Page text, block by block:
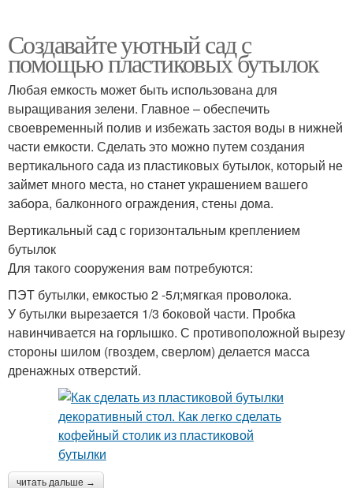
Создавайте уютный сад с
помощью пластиковых бутылок
Любая емкость может быть использована для
выращивания зелени. Главное – обеспечить
своевременный полив и избежать застоя воды в нижней
части емкости. Сделать это можно путем создания
вертикального сада из пластиковых бутылок, который не
займет много места, но станет украшением вашего
забора, балконного ограждения, стены дома.
Вертикальный сад с горизонтальным креплением
бутылок
Для такого сооружения вам потребуются:
ПЭТ бутылки, емкостью 2 -5л;мягкая проволока.
У бутылки вырезается 1/3 боковой части. Пробка
навинчивается на горлышко. С противоположной вырезу
стороны шилом (гвоздем, сверлом) делается масса
дренажных отверстий.
читать дальше →